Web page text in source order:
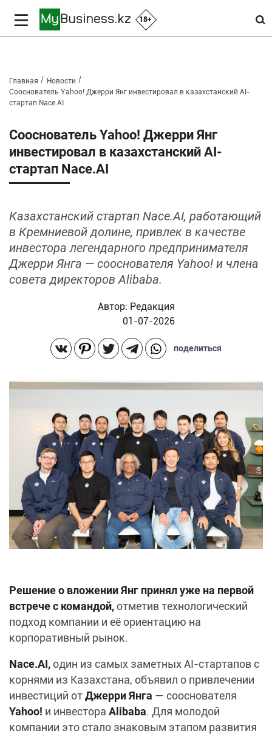
18+
Главная
Новости
Сооснователь Yahoo! Джерри Янг инвестировал в казахстанский AI-
стартап Nace.AI
Сооснователь Yahoo! Джерри Янг
инвестировал в казахстанский AI-
стартап Nace.AI
Казахстанский стартап Nace.AI, работающий
в Кремниевой долине, привлек в качестве
инвестора легендарного предпринимателя
Джерри Янга — сооснователя Yahoo! и члена
совета директоров Alibaba.
поделиться
Автор: Редакция
01-07-2026
Решение о вложении Янг принял уже на первой
встрече с командой, отметив технологический
подход компании и её ориентацию на
корпоративный рынок.
Nace.AI, один из самых заметных AI-стартапов с
корнями из Казахстана, объявил о привлечении
инвестиций отДжерри Янга — сооснователя
Yahoo! и инвестора Alibaba. Для молодой
компании это стало знаковым этапом развития